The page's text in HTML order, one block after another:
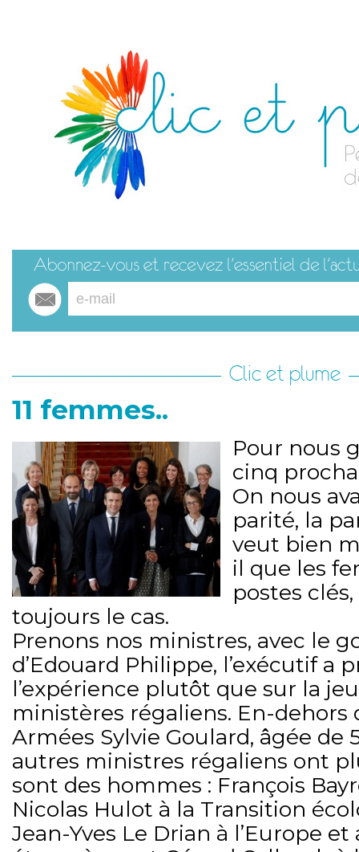
Clic et plume
11 femmes..
Pour nous
cinq
On nous
parité, la
veut bien
il que les
postes
toujours le cas.
Prenons nos ministres, avec le
d’Edouard Philippe, l’exécutif a
l’expérience plutôt que sur la
ministères régaliens. En-dehors
Armées Sylvie Goulard, âgée de
autres ministres régaliens ont
sont des hommes : François
Nicolas Hulot à la Transition
Jean-Yves Le Drian à l’Europe